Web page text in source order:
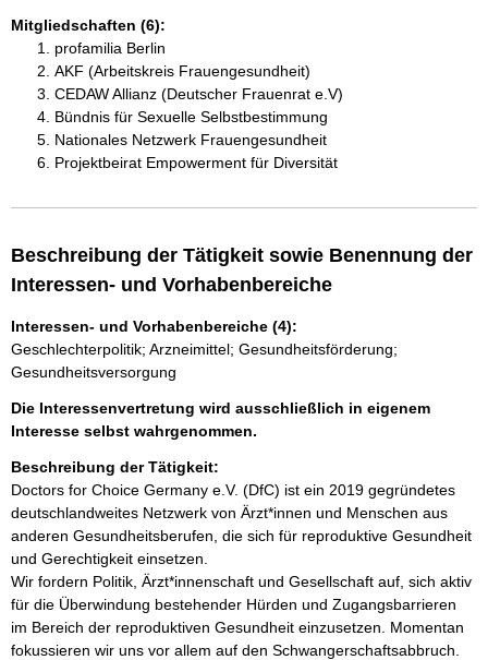
Mitgliedschaften (6):
profamilia Berlin
AKF (Arbeitskreis Frauengesundheit)
CEDAW Allianz (Deutscher Frauenrat e.V)
Bündnis für Sexuelle Selbstbestimmung
Nationales Netzwerk Frauengesundheit
Projektbeirat Empowerment für Diversität
Beschreibung der Tätigkeit sowie Benennung der
Interessen- und Vorhabenbereiche
Interessen- und Vorhabenbereiche (4):
Geschlechterpolitik; Arzneimittel; Gesundheitsförderung;
Gesundheitsversorgung
Die Interessenvertretung wird ausschließlich in eigenem
Interesse selbst wahrgenommen.
Beschreibung der Tätigkeit:
Doctors for Choice Germany e.V. (DfC) ist ein 2019 gegründetes
deutschlandweites Netzwerk von Ärzt*innen und Menschen aus
anderen Gesundheitsberufen, die sich für reproduktive Gesundheit
und Gerechtigkeit einsetzen.
Wir fordern Politik, Ärzt*innenschaft und Gesellschaft auf, sich aktiv
für die Überwindung bestehender Hürden und Zugangsbarrieren
im Bereich der reproduktiven Gesundheit einzusetzen. Momentan
fokussieren wir uns vor allem auf den Schwangerschaftsabbruch.